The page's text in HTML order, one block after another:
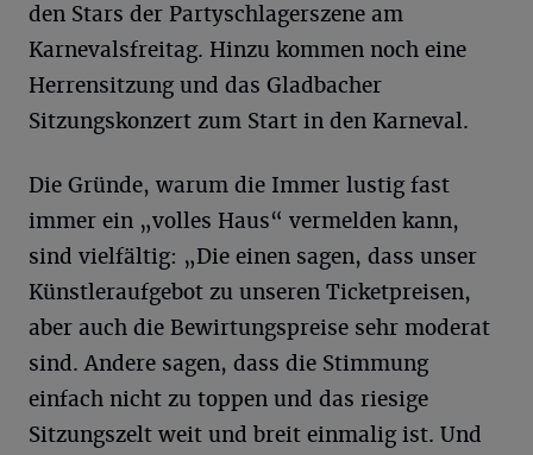
den Stars der Partyschlagerszene am
Karnevalsfreitag. Hinzu kommen noch eine
Herrensitzung und das Gladbacher
Sitzungskonzert zum Start in den Karneval.
Die Gründe, warum die Immer lustig fast
immer ein „volles Haus“ vermelden kann,
sind vielfältig: „Die einen sagen, dass unser
Künstleraufgebot zu unseren Ticketpreisen,
aber auch die Bewirtungspreise sehr moderat
sind. Andere sagen, dass die Stimmung
einfach nicht zu toppen und das riesige
Sitzungszelt weit und breit einmalig ist. Und